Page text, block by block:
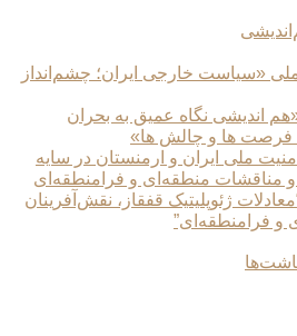
«سیاست خارجی ایران؛ چشم‌انداز
اندیشی نگاه عمیق به بحران
فرصت ها و چالش ها»
ملی ایران و ارمنستان در سایه
و مناقشات منطقه‌ای و فرامنطقه‌ای
ژئوپلیتیک قفقاز، نقش‌آفرینان
و فرامنطقه‌ای”